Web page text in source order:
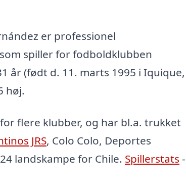
er professionel
spiller for fodboldklubben
år (født d. 11. marts 1995 i Iquique,
høj.
flere klubber, og har bl.a. trukket
JRS, Colo Colo, Deportes
landskampe for Chile. Spillerstats -